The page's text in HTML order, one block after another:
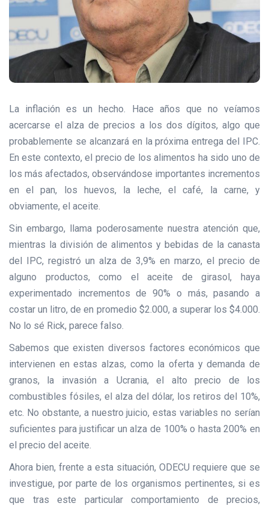
La inflación es un hecho. Hace años que no veíamos
acercarse el alza de precios a los dos dígitos, algo que
probablemente se alcanzará en la próxima entrega del IPC.
En este contexto, el precio de los alimentos ha sido uno de
los más afectados, observándose importantes incrementos
en el pan, los huevos, la leche, el café, la carne, y
obviamente, el aceite.
Sin embargo, llama poderosamente nuestra atención que,
mientras la división de alimentos y bebidas de la canasta
del IPC, registró un alza de 3,9% en marzo, el precio de
alguno productos, como el aceite de girasol, haya
experimentado incrementos de 90% o más, pasando a
costar un litro, de en promedio $2.000, a superar los $4.000.
No lo sé Rick, parece falso.
Sabemos que existen diversos factores económicos que
intervienen en estas alzas, como la oferta y demanda de
granos, la invasión a Ucrania, el alto precio de los
combustibles fósiles, el alza del dólar, los retiros del 10%,
etc. No obstante, a nuestro juicio, estas variables no serían
suficientes para justificar un alza de 100% o hasta 200% en
el precio del aceite.
Ahora bien, frente a esta situación, ODECU requiere que se
investigue, por parte de los organismos pertinentes, si es
que tras este particular comportamiento de precios,